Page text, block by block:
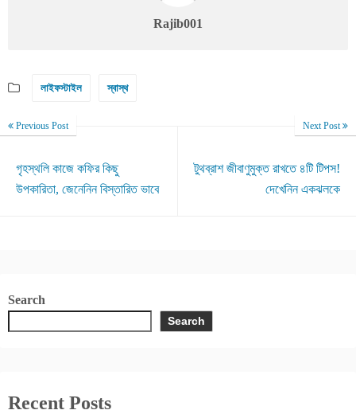
Rajib001
লাইফস্টাইল স্বাস্থ
Previous Post
গৃহস্থলি কাজে কফির কিছু
উপকারিতা, জেনেনিন বিস্তারিত ভাবে
Next Post
টুথব্রাশ জীবাণুমুক্ত রাখতে ৪টি টিপস!
দেখেনিন একঝলকে
Search
Search
Recent Posts